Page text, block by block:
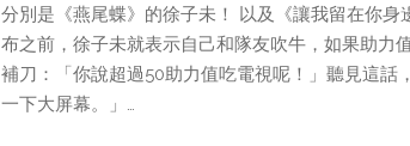
分別是《燕尾蝶》的徐子未！ 以及《讓我留在你身
布之前，徐子未就表示自己和隊友吹牛，如果助力
補刀：「你說超過50助力值吃電視呢！」聽見這話
一下大屏幕。」…